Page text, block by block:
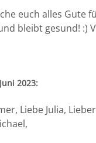
euch alles Gute
bleibt gesund! :)
Juni 2023:
Liebe Julia,